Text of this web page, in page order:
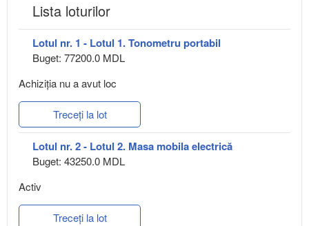
Lista loturilor
Lotul nr. 1 - Lotul 1. Tonometru portabil
Buget: 77200.0 MDL
Achiziţia nu a avut loc
Treceți la lot
Lotul nr. 2 - Lotul 2. Masa mobila electrică
Buget: 43250.0 MDL
Activ
Treceți la lot